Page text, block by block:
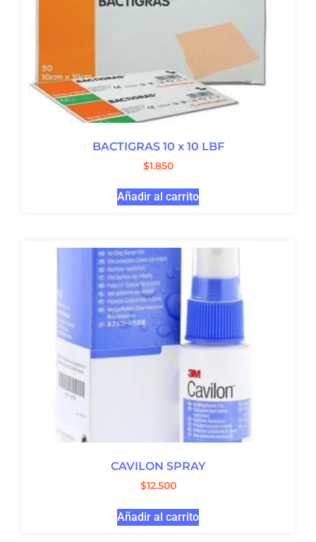
BACTIGRAS 10 x 10 LBF
$1.850
Añadir al carrito
CAVILON SPRAY
$12.500
Añadir al carrito